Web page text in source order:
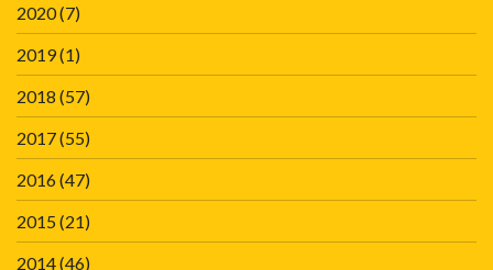
2020(7)
2019(1)
2018 (57)
2017(55)
2016(47)
2015(21)
2014(46)